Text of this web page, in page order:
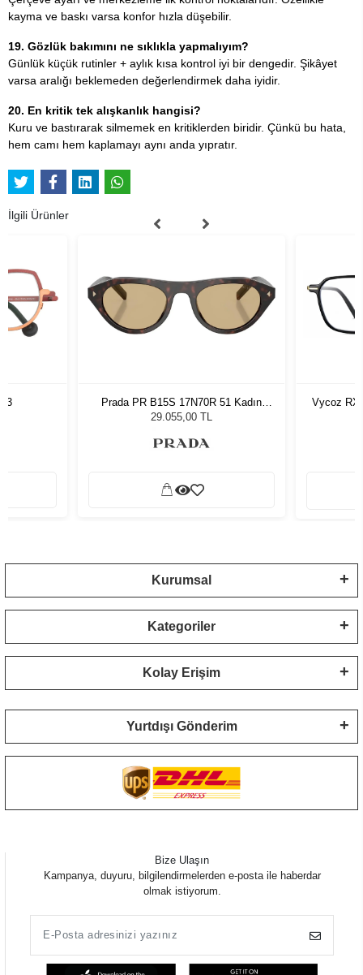
kayma ve baskı varsa konfor hızla düşebilir.
19. Gözlük bakımını ne sıklıkla yapmalıyım?
Günlük küçük rutinler + aylık kısa kontrol iyi bir dengedir. Şikâyet
varsa aralığı beklemeden değerlendirmek daha iyidir.
20. En kritik tek alışkanlık hangisi?
Kuru ve bastırarak silmemek en kritiklerden biridir. Çünkü bu hata,
hem camı hem kaplamayı aynı anda yıpratır.
İlgili Ürünler
Prada PR B15S 17N70R 51 Kadın
Güneş Gözlüğü
29.055,00 TL
Vycoz RX
Kurumsal
Kategoriler
Kolay Erişim
Yurtdışı Gönderim
Bize Ulaşın
Kampanya, duyuru, bilgilendirmelerden e-posta ile haberdar
olmak istiyorum.